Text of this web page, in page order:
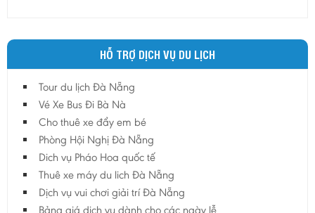
Lào Cai
Lâm Đồng
Lai Châu
Lạng Sơn
Long An
Nam Định
Nghệ An
HỖ TRỢ DỊCH VỤ DU LỊCH
Tour du lịch Đà Nẵng
Vé Xe Bus Đi Bà Nà
Cho thuê xe đẩy em bé
Phòng Hội Nghị Đà Nẵng
Dich vụ Pháo Hoa quốc tế
Thuê xe máy du lich Đà Nẵng
Dịch vụ vui chơi giải trí Đà Nẵng
Bảng giá dịch vụ dành cho các ngày lễ